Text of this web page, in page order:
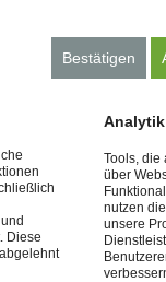
Bestätigen
Diese
Analytik
Tools, die
über
nutzen
unsere